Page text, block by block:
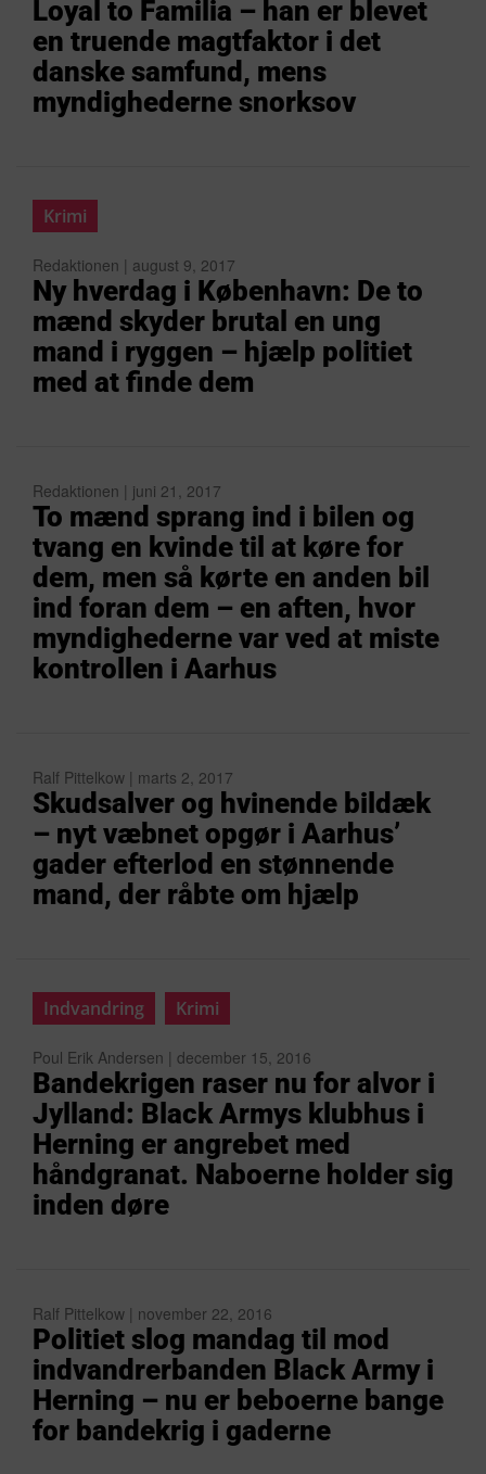
Loyal to Familia – han er blevet
en truende magtfaktor i det
danske samfund, mens
myndighederne snorksov
Krimi
Redaktionen | august 9, 2017
Ny hverdag i København: De to
mænd skyder brutal en ung
mand i ryggen – hjælp politiet
med at finde dem
Redaktionen | juni 21, 2017
To mænd sprang ind i bilen og
tvang en kvinde til at køre for
dem, men så kørte en anden bil
ind foran dem – en aften, hvor
myndighederne var ved at miste
kontrollen i Aarhus
Ralf Pittelkow | marts 2, 2017
Skudsalver og hvinende bildæk
– nyt væbnet opgør i Aarhus’
gader efterlod en stønnende
mand, der råbte om hjælp
Indvandring Krimi
Poul Erik Andersen | december 15, 2016
Bandekrigen raser nu for alvor i
Jylland: Black Armys klubhus i
Herning er angrebet med
håndgranat. Naboerne holder sig
inden døre
Ralf Pittelkow | november 22, 2016
Politiet slog mandag til mod
indvandrerbanden Black Army i
Herning – nu er beboerne bange
for bandekrig i gaderne